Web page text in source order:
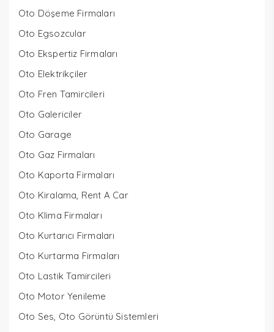
Oto Döşeme Firmaları
Oto Egsozcular
Oto Ekspertiz Firmaları
Oto Elektrikçiler
Oto Fren Tamircileri
Oto Galericiler
Oto Garage
Oto Gaz Firmaları
Oto Kaporta Firmaları
Oto Kiralama, Rent A Car
Oto Klima Firmaları
Oto Kurtarıcı Firmaları
Oto Kurtarma Firmaları
Oto Lastik Tamircileri
Oto Motor Yenileme
Oto Ses, Oto Görüntü Sistemleri